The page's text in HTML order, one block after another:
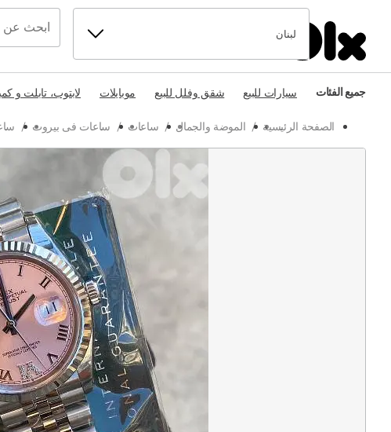
لبنان
جميع الفئات سيارات للبيع شقق وفلل للبيع موبايلات لابتوب، تابلت و
الصفحة الرئيسية / الموضة والجمال / ساعات / ساعات فى بيروت /